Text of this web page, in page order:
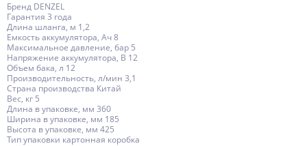
Бренд DENZEL
Гарантия 3 года
Длина шланга, м 1,2
Емкость аккумулятора, Ач 8
Максимальное давление, бар 5
Напряжение аккумулятора, В 12
Объем бака, л 12
Производительность, л/мин 3,1
Страна производства Китай
Вес, кг 5
Длина в упаковке, мм 360
Ширина в упаковке, мм 185
Высота в упаковке, мм 425
Тип упаковки картонная коробка